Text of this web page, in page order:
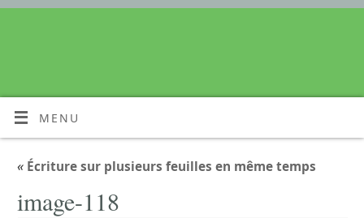
MENU
« Écriture sur plusieurs feuilles en même temps
image-118